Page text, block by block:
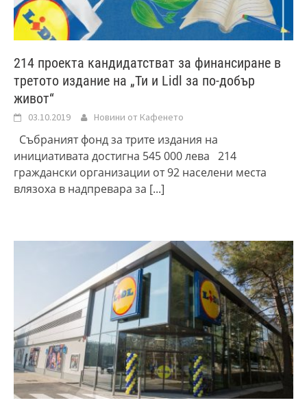
214 проекта кандидатстват за финансиране в
третото издание на „Ти и Lidl за по-добър
живот“
03.10.2019 Новини от Кафенето
Събраният фонд за трите издания на
инициативата достигна 545 000 лева 214
граждански организации от 92 населени места
влязоха в надпревара за [...]